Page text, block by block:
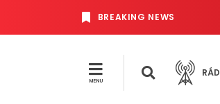
BREAKING NEWS
MENU